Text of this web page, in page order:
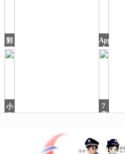
郭
明
錤：
入
苹
AppStore
今
日
小
7
座
要
4.9